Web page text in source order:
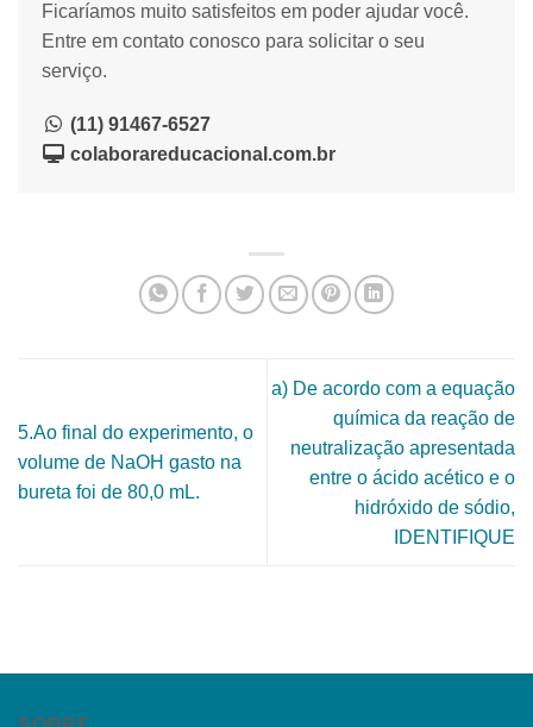
Ficaríamos muito satisfeitos em poder ajudar você.
Entre em contato conosco para solicitar o seu
serviço.
(11) 91467-6527
colaborareducacional.com.br
5.Ao final do experimento, o
volume de NaOH gasto na
bureta foi de 80,0 mL.
a) De acordo com a equação
química da reação de
neutralização apresentada
entre o ácido acético e o
hidróxido de sódio,
IDENTIFIQUE